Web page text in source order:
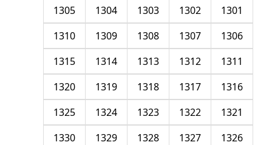
1301
1302
1303
1304
1305
1306
1307
1308
1309
1310
1311
1312
1313
1314
1315
1316
1317
1318
1319
1320
1321
1322
1323
1324
1325
1326
1327
1328
1329
1330